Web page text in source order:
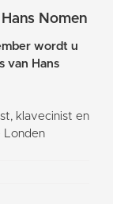
Nomen
wordt u
van Hans
klavecinist en
Londen